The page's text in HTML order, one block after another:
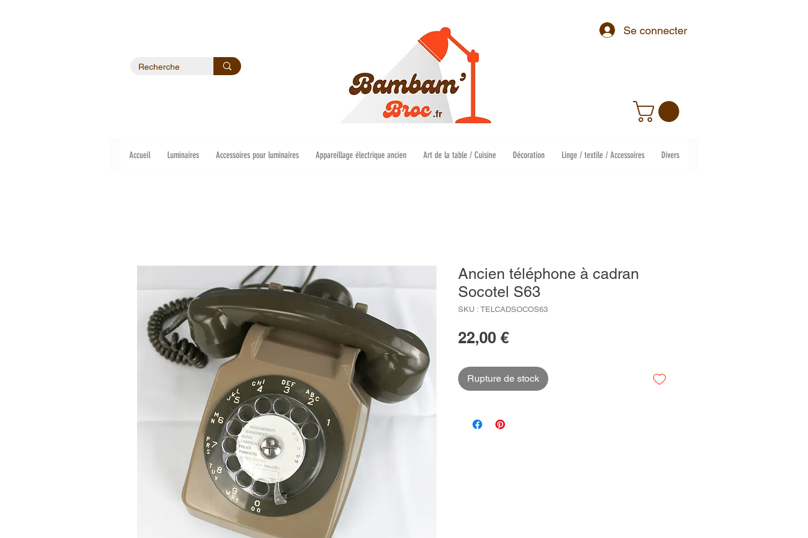
Se connecter
Accueil Luminaires Accessoires pour luminaires Appareillage électrique ancien Art de la table / Cuisine Décoration Linge / textile / Accessoires Divers
Ancien téléphone à cadran
Socotel S63
SKU : TELCADSOCOS63
22,00 €Prix
Rupture de stock